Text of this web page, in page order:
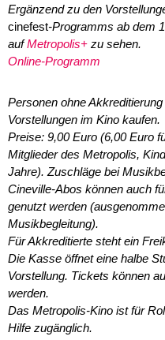
Ergänzend zu den
cinefest-Programms ab dem
aufMetropolis+ zu sehen.
Online-Programm
Personen ohne
Vorstellungen im Kino kaufen.
Preise: 9,00 Euro (6,00 Euro
Mitglieder des Metropolis,
Jahre). Zuschläge bei
Cineville-Abos können auch
genutzt werden
Musikbegleitung).
Für Akkreditierte steht ein
Die Kasse öffnet eine halbe
Vorstellung. Tickets können
werden.
Das Metropolis-Kino ist für
Hilfe zugänglich.